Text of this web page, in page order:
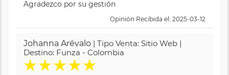
Agradezco por su gestión
Opinión Recibida el: 2025-03-12
Johanna Arévalo | Tipo Venta: Sitio Web |
Destino: Funza - Colombia
★★★★★